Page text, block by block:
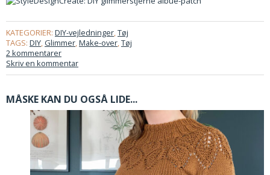
KATEGORIER: DIY-vejledninger,Tøj
TAGS: DIY, Glimmer,Make-over,Tøj
2 kommentarer
Skriv en kommentar
MÅSKE KAN DU OGSÅ LIDE...